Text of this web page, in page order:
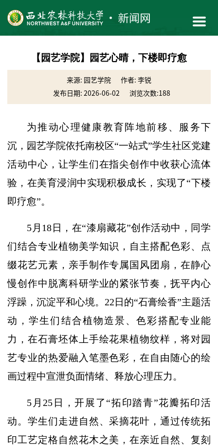
【园艺学院】园艺心晴，下楼即疗愈
来源: 园艺学院
作者: 李锐
发布日期: 2026-06-02
浏览次数:188
为推动心理健康教育阵地前移、服务下
沉，园艺学院依托南校区“一站式”学生社区党建
活动中心，让学生们在指尖创作中收获心流体
验，在美育浸润中实现积极成长，实现了“下楼
即疗愈”。
5月18日，在“漆扇藏花”创作活动中，同学
们结合专业植物美学知识，自主搭配色彩、点
缀花艺元素，亲手制作专属国风团扇，在静心
慢创作中脱离科研学业的紧张节奏，抚平内心
浮躁，沉淀平和心境。22日的“石膏绘香”主题活
动，学生们结合植物造景、色彩搭配专业能
力，在石膏坯体上手绘花果植物纹样，将对园
艺专业的热爱融入笔墨色彩，在自由随心的绘
画过程中宣泄负面情绪、释放心理压力。
5月25日，开展了“拓印踏青”花瓣拓印活
动。学生们走进自然、采摘花叶，通过传统拓
印工艺定格自然花木之美，在亲近自然、复刻